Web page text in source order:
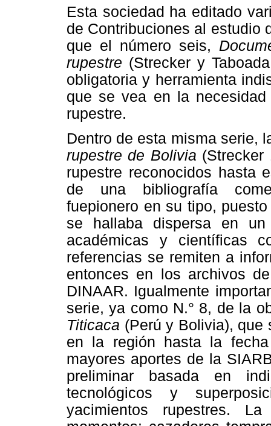
Esta sociedad ha editado
de Contribuciones al estudio
que el número seis,
rupestre (Strecker y
obligatoria y herramienta
que se vea en la
rupestre.
Dentro de esta misma serie,
rupestre de Bolivia
rupestre reconocidos hasta
de una bibliografía
fuepionero en su tipo,
se hallaba dispersa en un
académicas y científicas
referencias se remiten a
entonces en los archivos
DINAAR. Igualmente
serie, ya como N.° 8, de la
Titicaca (Perú y Bolivia), que
en la región hasta la
mayores aportes de la
preliminar basada en
tecnológicos y
yacimientos rupestres.